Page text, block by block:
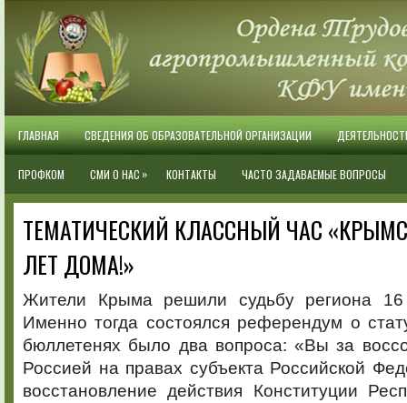
ГЛАВНАЯ СВЕДЕНИЯ ОБ ОБРАЗОВАТЕЛЬНОЙ ОРГАНИЗАЦИИ
ПРОФКОМ СМИ О НАС » КОНТАКТЫ ЧАСТО ЗАДАВАЕМЫЕ ВОПРОСЫ
ТЕМАТИЧЕСКИЙ КЛАССНЫЙ ЧАС
ЛЕТ ДОМА!»
Жители Крыма решили судьбу региона
Именно тогда состоялся референдум о
бюллетенях было два вопроса: «Вы за
Россией на правах субъекта Российской
восстановление действия Конституции